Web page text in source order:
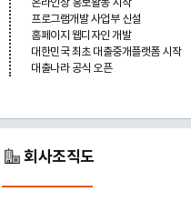
온라인상 홍보활동 시작
프로그램개발 사업부 신설
홈페이지 웹디자인 개발
대한민국 최초 대출중개플랫폼 시작
대출나라 공식 오픈
회사조직도